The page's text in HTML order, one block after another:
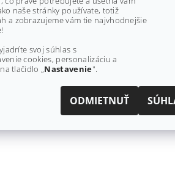
naše stránky používate, totiž
a zobrazujeme vám tie najvhodnejšie
svoj súhlas s
cookies, personalizáciu a
tlačidlo „Nastavenie".
ODMIETNUŤ